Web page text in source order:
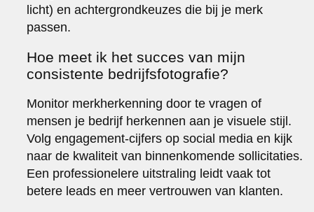
licht) en achtergrondkeuzes die bij je merk
passen.
Hoe meet ik het succes van mijn
consistente bedrijfsfotografie?
Monitor merkherkenning door te vragen of
mensen je bedrijf herkennen aan je visuele stijl.
Volg engagement-cijfers op social media en kijk
naar de kwaliteit van binnenkomende sollicitaties.
Een professionelere uitstraling leidt vaak tot
betere leads en meer vertrouwen van klanten.